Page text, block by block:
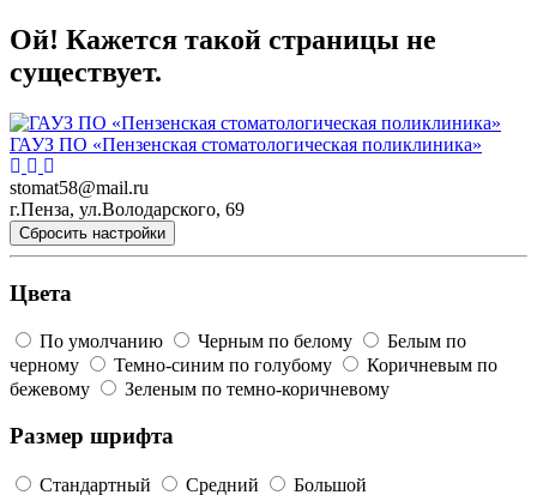
Ой! Кажется такой страницы не
существует.
ГАУЗ ПО «Пензенская стоматологическая поликлиника»
stomat58@mail.ru
г.Пенза, ул.Володарского, 69
Сбросить настройки
Цвета
По умолчанию Черным по белому
Белым по
черному
Темно-синим по голубому
Коричневым по
бежевому
Зеленым по темно-коричневому
Размер шрифта
Стандартный Средний Большой